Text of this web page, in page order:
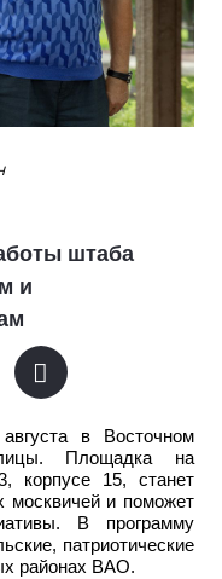
штаба
и
в Восточном
Площадка на
корпусе 15, станет
москвичей и поможет
В программу
патриотические
районах ВАО.